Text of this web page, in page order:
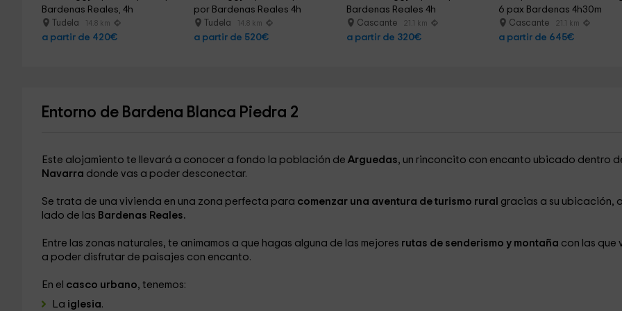
Bardenas Reales, 4h
Tudela 14.8 km
a partir de 420€
por Bardenas Reales 4h
Tudela 14.8 km
a partir de 520€
Bardenas Reales 4h
Cascante 21.1 km
a partir de 320€
6 pax Bardenas 4h30m
Cascante 21.1 km
a partir de 645€
Entorno de Bardena Blanca Piedra 2
Este alojamiento te llevará a conocer a fondo la población de Arguedas, un rinconcito con encanto ubicado dentro
Navarra donde vas a poder desconectar.
Se trata de una vivienda en una zona perfecta para comenzar una aventura de turismo rural gracias a su ubicación, al
lado de las Bardenas Reales.
Entre las zonas naturales, te animamos a que hagas alguna de las mejores rutas de senderismo y montaña con las que
a poder disfrutar de paisajes con encanto.
En el casco urbano, tenemos:
La iglesia.